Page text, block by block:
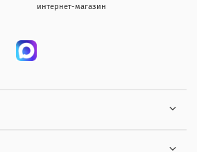
интернет-магазин